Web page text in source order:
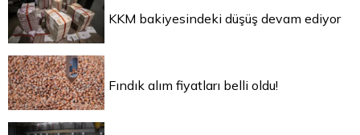
KKM bakiyesindeki düşüş devam ediyor
Fındık alım fiyatları belli oldu!